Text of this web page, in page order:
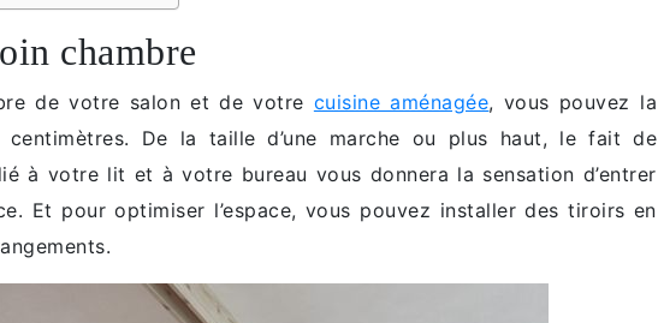
chambre
de votre salon et de votre cuisine aménagée, vous pouvez la
centimètres. De la taille d’une marche ou plus haut, le fait de
à votre lit et à votre bureau vous donnera la sensation d’entrer
Et pour optimiser l’espace, vous pouvez installer des tiroirs en